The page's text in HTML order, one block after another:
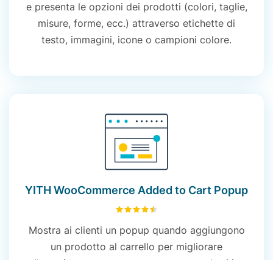
e presenta le opzioni dei prodotti (colori, taglie,
misure, forme, ecc.) attraverso etichette di
testo, immagini, icone o campioni colore.
YITH WooCommerce Added to Cart Popup
Mostra ai clienti un popup quando aggiungono
un prodotto al carrello per migliorare